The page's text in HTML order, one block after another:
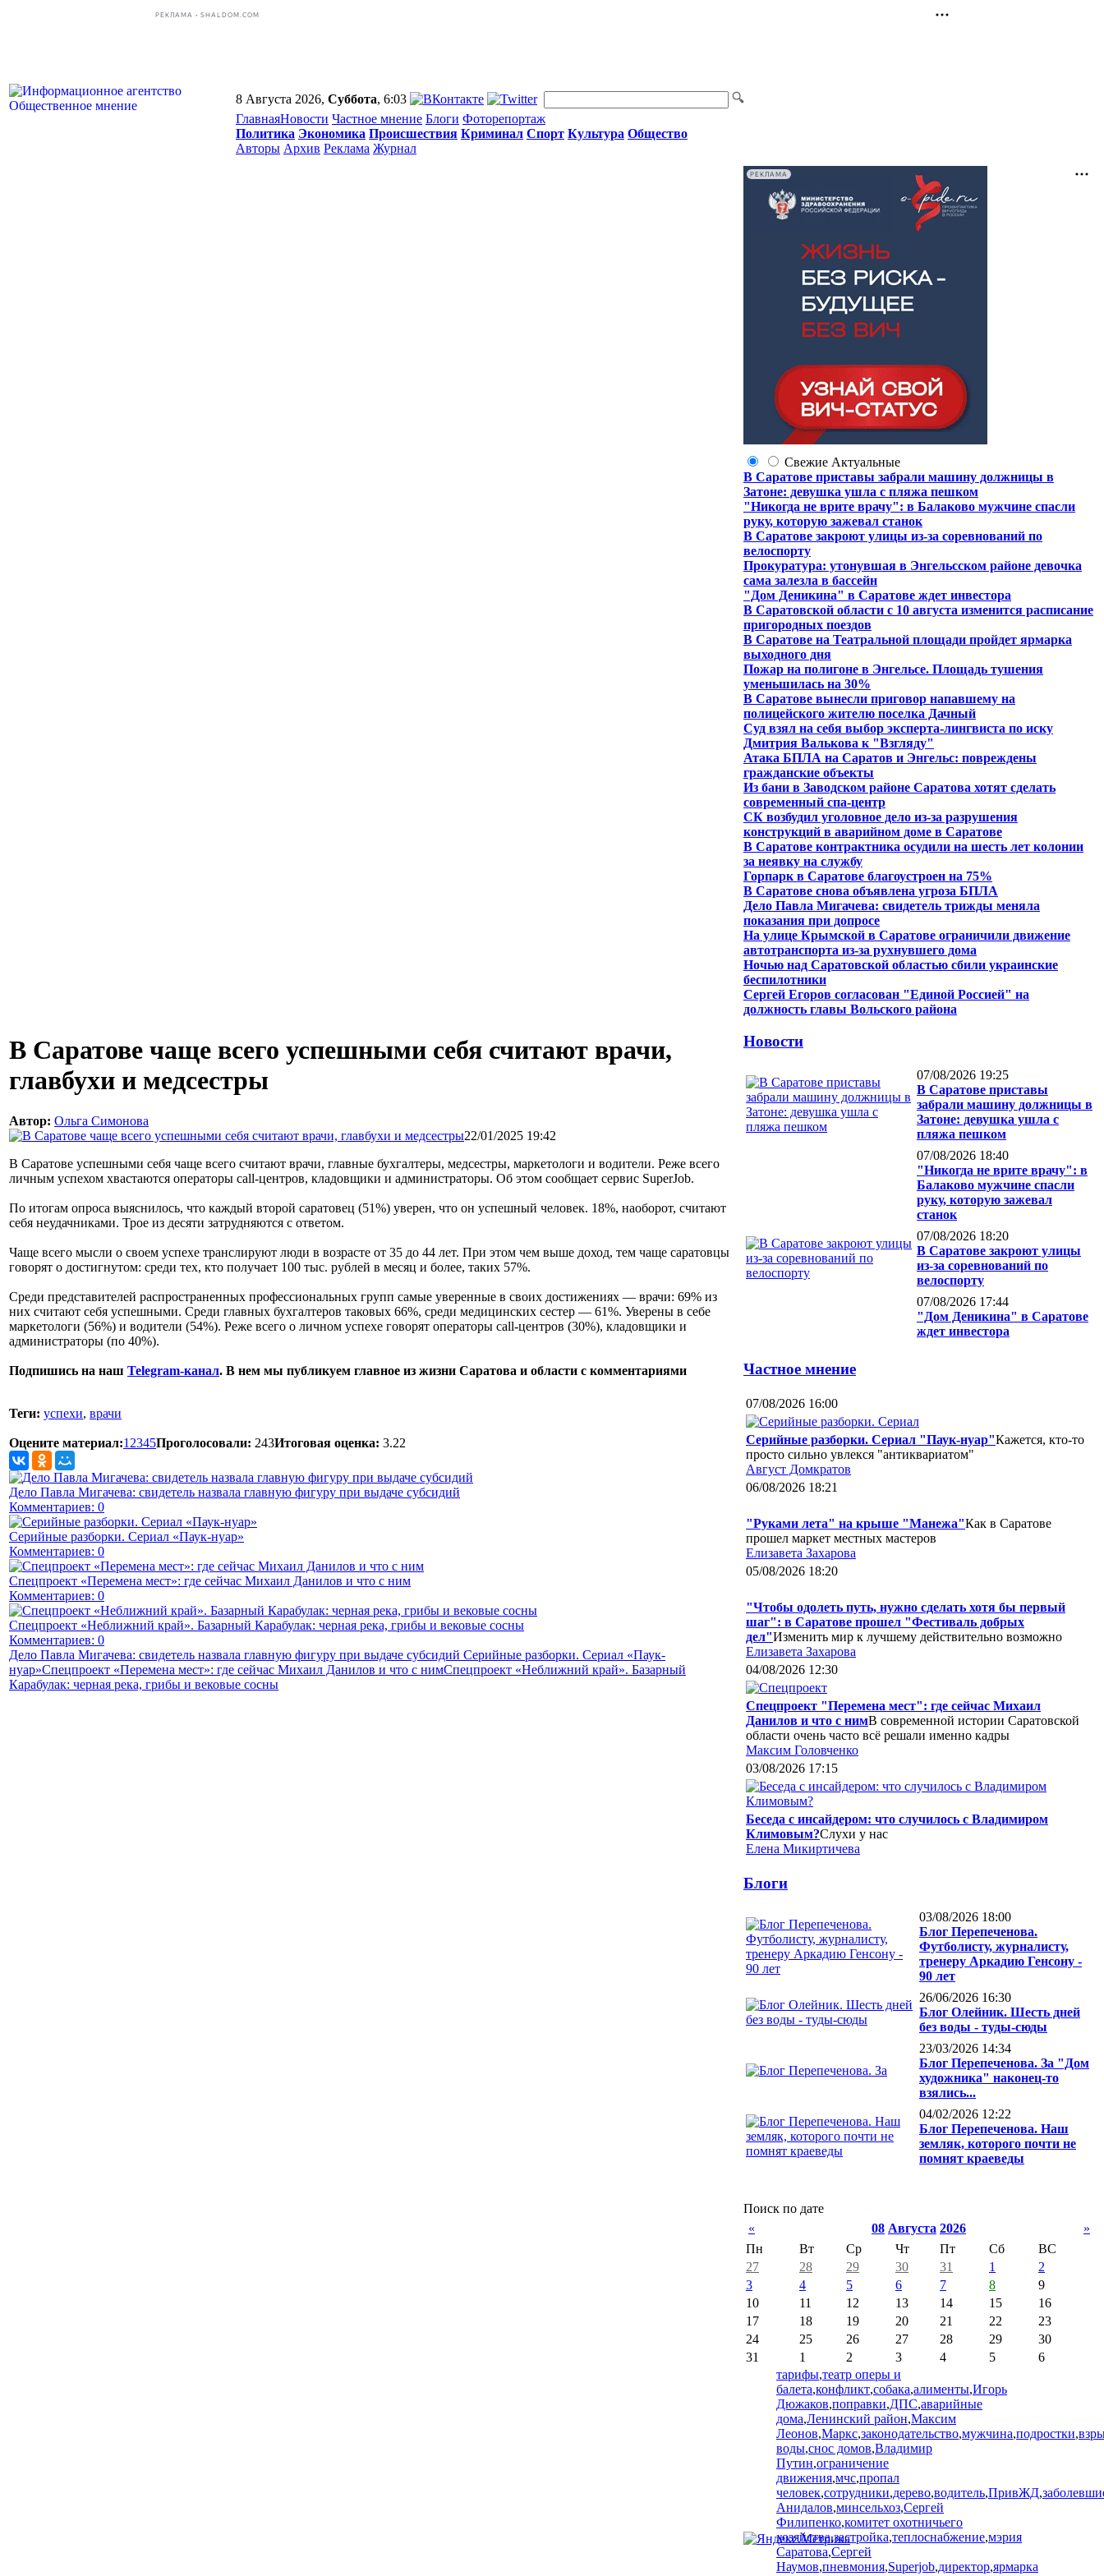
РЕКЛАМА • SHALDOM.COM
8 Августа 2026, Суббота, 6:03
ГлавнаяНовости Частное мнение Блоги Фоторепортаж
Политика Экономика Происшествия Криминал Спорт Культура Общество
Авторы Архив Реклама Журнал
В Саратове чаще всего успешными себя считают врачи,
главбухи и медсестры
Автор: Ольга Симонова
22/01/2025 19:42
В Саратове успешными себя чаще всего считают врачи, главные бухгалтеры, медсестры, маркетологи и водители. Реже всего
личным успехом хвастаются операторы call-центров, кладовщики и администраторы. Об этом сообщает сервис SuperJob.
По итогам опроса выяснилось, что каждый второй саратовец (51%) уверен, что он успешный человек. 18%, наоборот, считают
себя неудачниками. Трое из десяти затрудняются с ответом.
Чаще всего мысли о своем успехе транслируют люди в возрасте от 35 до 44 лет. При этом чем выше доход, тем чаще саратовцы
говорят о достигнутом: среди тех, кто получает 100 тыс. рублей в месяц и более, таких 57%.
Среди представителей распространенных профессиональных групп самые уверенные в своих достижениях — врачи: 69% из
них считают себя успешными. Среди главных бухгалтеров таковых 66%, среди медицинских сестер — 61%. Уверены в себе
маркетологи (56%) и водители (54%). Реже всего о личном успехе говорят операторы call-центров (30%), кладовщики и
администраторы (по 40%).
Подпишись на наш Telegram-канал. В нем мы публикуем главное из жизни Саратова и области с комментариями
Теги: успехи, врачи
Оцените материал:1 2345Проголосовали: 243Итоговая оценка: 3.22
Дело Павла Мигачева: свидетель назвала главную фигуру при выдаче субсидий
Комментариев: 0
Серийные разборки. Сериал «Паук-нуар»
Комментариев: 0
Спецпроект «Перемена мест»: где сейчас Михаил Данилов и что с ним
Комментариев: 0
Спецпроект «Неближний край». Базарный Карабулак: черная река, грибы и вековые сосны
Комментариев: 0
Дело Павла Мигачева: свидетель назвала главную фигуру при выдаче субсидий Серийные разборки. Сериал «Паук-
нуар»Спецпроект «Перемена мест»: где сейчас Михаил Данилов и что с нимСпецпроект «Неближний край». Базарный
Карабулак: черная река, грибы и вековые сосны
РЕКЛАМА
Свежие Актуальные
В Саратове приставы забрали машину должницы в
Затоне: девушка ушла с пляжа пешком
"Никогда не врите врачу": в Балаково мужчине спасли
руку, которую зажевал станок
В Саратове закроют улицы из-за соревнований по
велоспорту
Прокуратура: утонувшая в Энгельсском районе девочка
сама залезла в бассейн
"Дом Деникина" в Саратове ждет инвестора
В Саратовской области с 10 августа изменится расписание
пригородных поездов
В Саратове на Театральной площади пройдет ярмарка
выходного дня
Пожар на полигоне в Энгельсе. Площадь тушения
уменьшилась на 30%
В Саратове вынесли приговор напавшему на
полицейского жителю поселка Дачный
Суд взял на себя выбор эксперта-лингвиста по иску
Дмитрия Валькова к "Взгляду"
Атака БПЛА на Саратов и Энгельс: повреждены
гражданские объекты
Из бани в Заводском районе Саратова хотят сделать
современный спа-центр
СК возбудил уголовное дело из-за разрушения
конструкций в аварийном доме в Саратове
В Саратове контрактника осудили на шесть лет колонии
за неявку на службу
Горпарк в Саратове благоустроен на 75%
В Саратове снова объявлена угроза БПЛА
Дело Павла Мигачева: свидетель трижды меняла
показания при допросе
На улице Крымской в Саратове ограничили движение
автотранспорта из-за рухнувшего дома
Ночью над Саратовской областью сбили украинские
беспилотники
Сергей Егоров согласован "Единой Россией" на
должность главы Вольского района
Новости
07/08/2026 19:25
В Саратове приставы
забрали машину должницы в
Затоне: девушка ушла с
пляжа пешком
07/08/2026 18:40
"Никогда не врите врачу": в
Балаково мужчине спасли
руку, которую зажевал
станок
07/08/2026 18:20
В Саратове закроют улицы
из-за соревнований по
велоспорту
07/08/2026 17:44
"Дом Деникина" в Саратове
ждет инвестора
Частное мнение
07/08/2026 16:00
Серийные разборки. Сериал "Паук-нуар"Кажется, кто-то
просто сильно увлекся "антиквариатом"
Август Домкратов
06/08/2026 18:21
"Руками лета" на крыше "Манежа"Как в Саратове
прошел маркет местных мастеров
Елизавета Захарова
05/08/2026 18:20
"Чтобы одолеть путь, нужно сделать хотя бы первый
шаг": в Саратове прошел "Фестиваль добрых
дел"Изменить мир к лучшему действительно возможно
Елизавета Захарова
04/08/2026 12:30
Спецпроект "Перемена мест": где сейчас Михаил
Данилов и что с нимВ современной истории Саратовской
области очень часто всё решали именно кадры
Максим Головченко
03/08/2026 17:15
Беседа с инсайдером: что случилось с Владимиром
Климовым?Слухи у нас
Елена Микиртичева
Блоги
03/08/2026 18:00
Блог Перепеченова.
Футболисту, журналисту,
тренеру Аркадию Генсону -
90 лет
26/06/2026 16:30
Блог Олейник. Шесть дней
без воды - туды-сюды
23/03/2026 14:34
Блог Перепеченова. За "Дом
художника" наконец-то
взялись...
04/02/2026 12:22
Блог Перепеченова. Наш
земляк, которого почти не
помнят краеведы
Поиск по дате
«
08 Августа 2026
»
Пн
Вт Ср Чт Пт Сб
ВС
27
28 29 30 31 1
2
3
4 5 6 7 8
9
10
11 12 13 14 15
16
17
18 19 20 21 22
23
24
25 26 27 28 29
30
31
1 2 3 4 5
6
тарифы,театр оперы и
балета,конфликт,собака,алименты,Игорь
Дюжаков,поправки,ДПС,аварийные
дома,Ленинский район,Максим
Леонов,Маркс,законодательство,мужчина,подростки,
воды,снос домов,Владимир
Путин,ограничение
движения,мчс,пропал
человек,сотрудники,дерево,водитель,ПривЖД,
Анидалов,минсельхоз,Сергей
Филипенко,комитет охотничьего
хозяйства,застройка,теплоснабжение,мэрия
Саратова,Сергей
Наумов,пневмония,Superjob,директор,ярмарка